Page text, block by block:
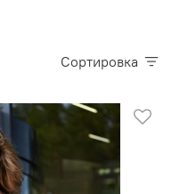
Сортировка